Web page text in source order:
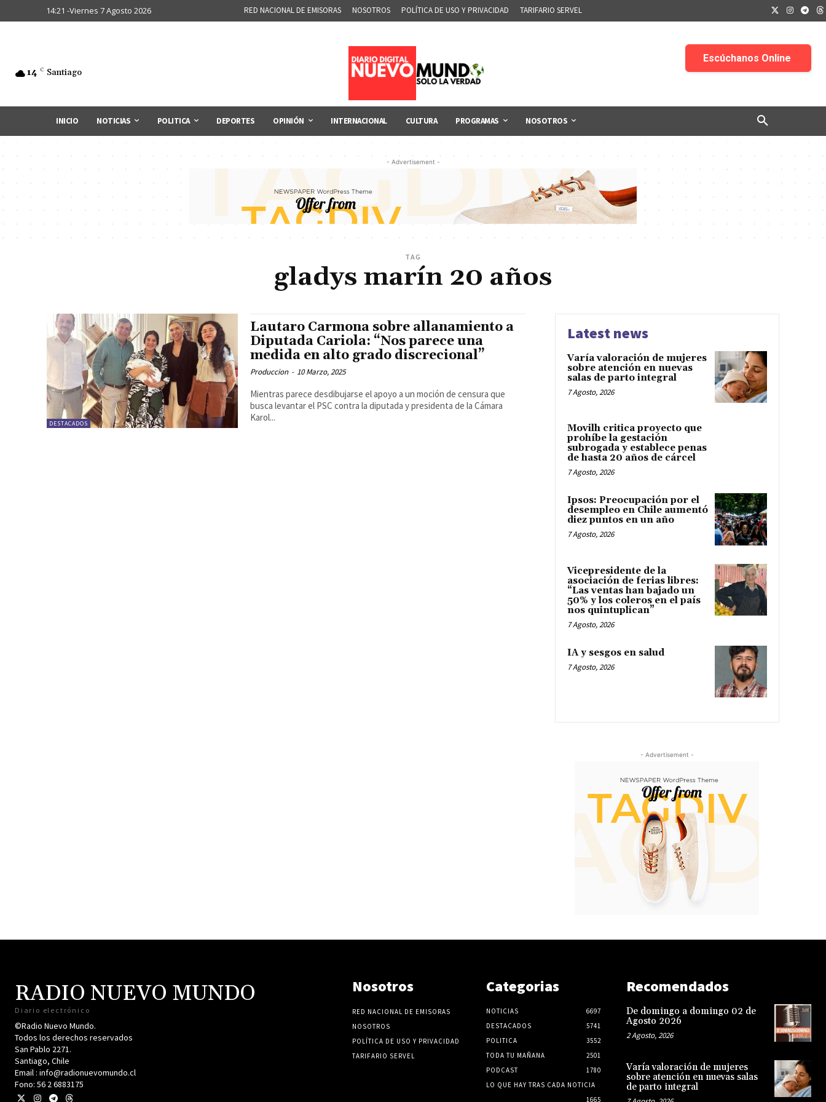
14:21 -Viernes 7 Agosto 2026 RED NACIONAL DE EMISORAS NOSOTROS POLÍTICA DE USO Y PRIVACIDAD TARIFARIO SERVEL
14 C Santiago
INICIO NOTICIAS POLITICA DEPORTES OPINIÓN INTERNACIONAL CULTURA PROGRAMAS NOSOTROS
- Advertisement -
TAG
gladys marín 20 años
DESTACADOS
Lautaro Carmona sobre allanamiento a
Diputada Cariola: “Nos parece una
medida en alto grado discrecional”
Produccion - 10 Marzo, 2025
Mientras parece desdibujarse el apoyo a un moción de censura que
busca levantar el PSC contra la diputada y presidenta de la Cámara
Karol...
Latest news
Varía valoración de mujeres
sobre atención en nuevas
salas de parto integral
7 Agosto, 2026
Movilh critica proyecto que
prohíbe la gestación
subrogada y establece penas
de hasta 20 años de cárcel
7 Agosto, 2026
Ipsos: Preocupación por el
desempleo en Chile aumentó
diez puntos en un año
7 Agosto, 2026
Vicepresidente de la
asociación de ferias libres:
“Las ventas han bajado un
50% y los coleros en el país
nos quintuplican”
7 Agosto, 2026
IA y sesgos en salud
7 Agosto, 2026
- Advertisement -
RADIO NUEVO MUNDO
Diario electrónico
©Radio Nuevo Mundo.
Todos los derechos reservados
San Pablo 2271.
Santiago, Chile
Email : info@radionuevomundo.cl
Fono: 56 2 6883175
Nosotros
RED NACIONAL DE EMISORAS
NOSOTROS
POLÍTICA DE USO Y PRIVACIDAD
TARIFARIO SERVEL
Categorias
NOTICIAS
6697
DESTACADOS
5741
POLITICA
3552
TODA TU MAÑANA
2501
PODCAST
1780
LO QUE HAY TRAS CADA NOTICIA
1665
Recomendados
De domingo a domingo 02 de
Agosto 2026
2 Agosto, 2026
Varía valoración de mujeres
sobre atención en nuevas salas
de parto integral